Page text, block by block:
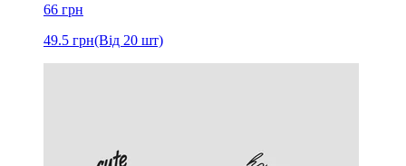
66 грн
49.5 грн(Від 20 шт)